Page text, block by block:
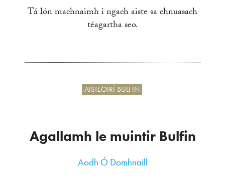
Tá lón machnaimh i ngach aiste sa chnuasach
téagartha seo.
Agallamh le muintir Bulfin
AISTEOIRÍ BULFIN
Aodh Ó Domhnaill